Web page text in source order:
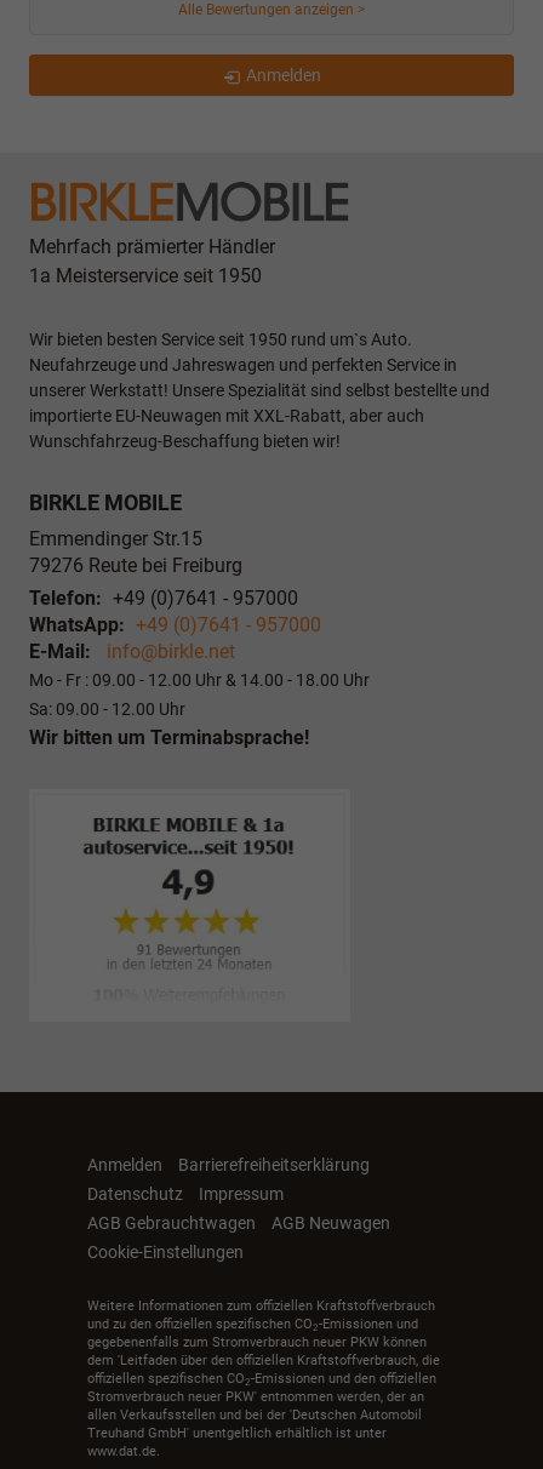
Alle Bewertungen anzeigen >
Anmelden
Mehrfach prämierter Händler
1a Meisterservice seit 1950
Wir bieten besten Service seit 1950 rund um`s Auto.
Neufahrzeuge und Jahreswagen und perfekten Service in
unserer Werkstatt! Unsere Spezialität sind selbst bestellte und
importierte EU-Neuwagen mit XXL-Rabatt, aber auch
Wunschfahrzeug-Beschaffung bieten wir!
BIRKLE MOBILE
Emmendinger Str.15
79276 Reute bei Freiburg
Telefon: +49 (0)7641 - 957000
WhatsApp: +49 (0)7641 - 957000
E-Mail:
info@birkle.net
Mo - Fr : 09.00 - 12.00 Uhr & 14.00 - 18.00 Uhr
Sa: 09.00 - 12.00 Uhr
Wir bitten um Terminabsprache!
Anmelden
Barrierefreiheitserklärung
Datenschutz
Impressum
AGB Gebrauchtwagen
AGB Neuwagen
Cookie-Einstellungen
Weitere Informationen zum offiziellen Kraftstoffverbrauch
und zu den offiziellen spezifischen CO2-Emissionen und
gegebenenfalls zum Stromverbrauch neuer PKW können
dem 'Leitfaden über den offiziellen Kraftstoffverbrauch, die
offiziellen spezifischen CO2-Emissionen und den offiziellen
Stromverbrauch neuer PKW' entnommen werden, der an
allen Verkaufsstellen und bei der 'Deutschen Automobil
Treuhand GmbH' unentgeltlich erhältlich ist unter
www.dat.de.